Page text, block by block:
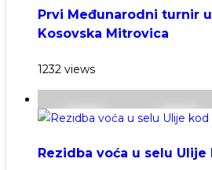
Prvi Međunarodni turnir
Kosovska Mitrovica
1232 views
Rezidba voća u selu